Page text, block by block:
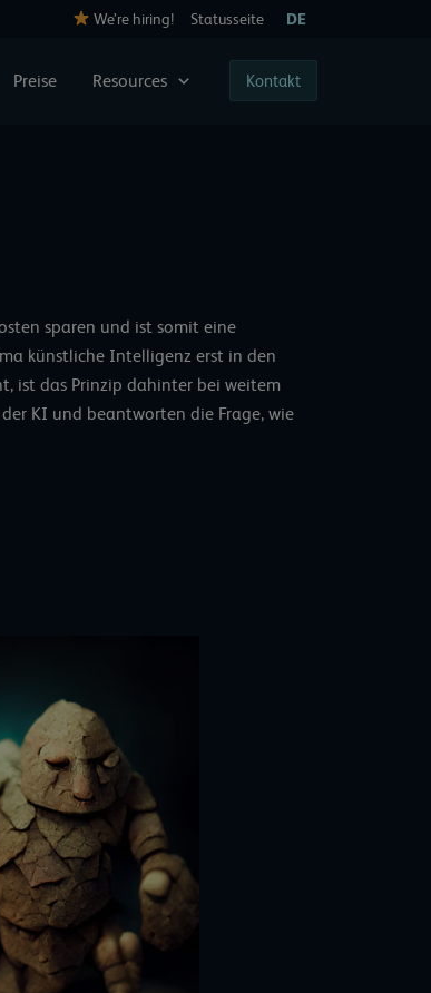
We’re hiring! Statusseite DE
Preise Resources Kontakt
sparen und ist somit eine
künstliche Intelligenz erst in den
ist das Prinzip dahinter bei weitem
KI und beantworten die Frage, wie